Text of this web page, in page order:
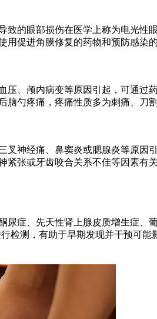
致的眼部损伤在医学上称为电光
促进角膜修复的药物和预防感
、颅内病变等原因引起，可通
勺疼痛，疼痛性质多为刺痛、
神经痛、鼻窦炎或腮腺炎等原
紧张或牙齿咬合关系不佳等因素
尿症、先天性肾上腺皮质增生症
检测，有助于早期发现并干预可